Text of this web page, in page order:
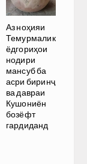
Аз ноҳияи
Темурмалик
ёдгориҳои
нодири
мансуб ба
асри биринҷ
ва давраи
Кушониён
бозёфт
гардиданд